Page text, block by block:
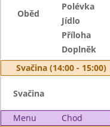
Oběd
Polévka
Jídlo
Příloha
Doplněk
Svačina (14:00 - 15:00)
Svačina
Menu Chod